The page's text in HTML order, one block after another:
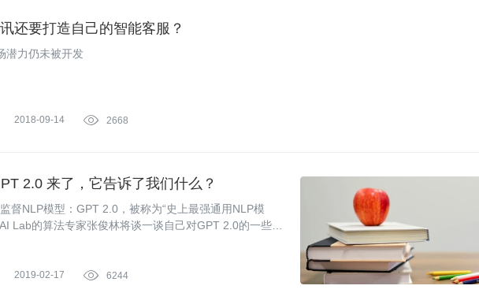
还要打造自己的智能客服？
潜力仍未被开发
2018-09-14  2668
2.0 来了，它告诉了我们什么？
督NLP模型：GPT 2.0，被称为“史上最强通用NLP模
Lab的算法专家张俊林将谈一谈自己对GPT 2.0的一些想
2019-02-17  6244